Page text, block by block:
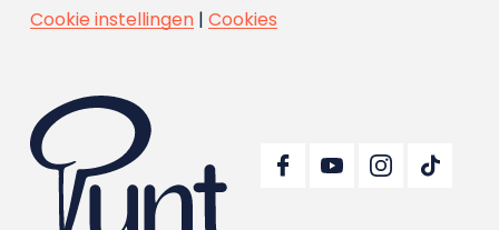
Cookie instellingen| Cookies